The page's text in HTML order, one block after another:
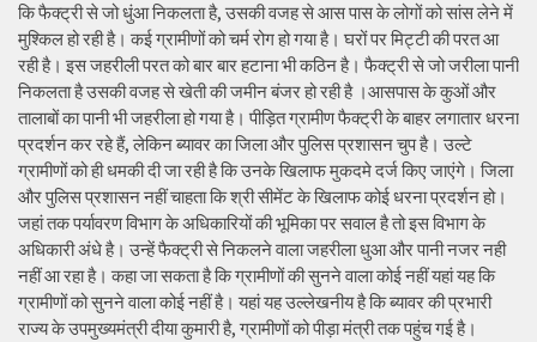
कि फैक्ट्री से जो धुंआ निकलता है, उसकी वजह से आस पास के लोगों को सांस लेने में
मुश्किल हो रही है। कई ग्रामीणों को चर्म रोग हो गया है। घरों पर मिट्टी की परत आ
रही है। इस जहरीली परत को बार बार हटाना भी कठिन है। फैक्ट्री से जो जरीला पानी
निकलता है उसकी वजह से खेती की जमीन बंजर हो रही है ।आसपास के कुओं और
तालाबों का पानी भी जहरीला हो गया है। पीड़ित ग्रामीण फैक्ट्री के बाहर लगातार धरना
प्रदर्शन कर रहे हैं, लेकिन ब्यावर का जिला और पुलिस प्रशासन चुप है। उल्टे
ग्रामीणों को ही धमकी दी जा रही है कि उनके खिलाफ मुकदमे दर्ज किए जाएंगे। जिला
और पुलिस प्रशासन नहीं चाहता कि श्री सीमेंट के खिलाफ कोई धरना प्रदर्शन हो।
जहां तक पर्यावरण विभाग के अधिकारियों की भूमिका पर सवाल है तो इस विभाग के
अधिकारी अंधे है। उन्हें फैक्ट्री से निकलने वाला जहरीला धुआ और पानी नजर नही
नहीं आ रहा है। कहा जा सकता है कि ग्रामीणों की सुनने वाला कोई नहीं यहां यह कि
ग्रामीणों को सुनने वाला कोई नहीं है। यहां यह उल्लेखनीय है कि ब्यावर की प्रभारी
राज्य के उपमुख्यमंत्री दीया कुमारी है, ग्रामीणों को पीड़ा मंत्री तक पहुंच गई है।